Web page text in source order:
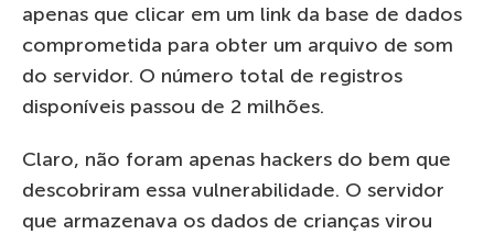
apenas que clicar em um link da base de dados
comprometida para obter um arquivo de som
do servidor. O número total de registros
disponíveis passou de 2 milhões.
Claro, não foram apenas hackers do bem que
descobriram essa vulnerabilidade. O servidor
que armazenava os dados de crianças virou